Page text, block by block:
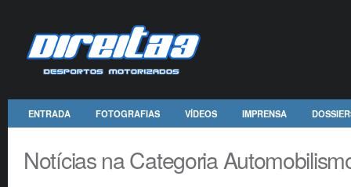
ENTRADA FOTOGRAFIAS VÍDEOS IMPRENSA
Notícias na Categoria